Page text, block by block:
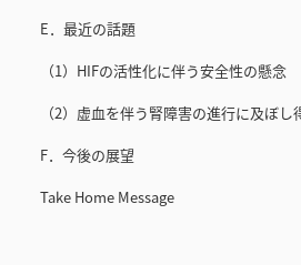
E．最近の話題
（1）HIFの活性化に伴う安全性の懸念
（2）虚血を伴う腎障害の進行に及ぼし
F．今後の展望
Take Home Message